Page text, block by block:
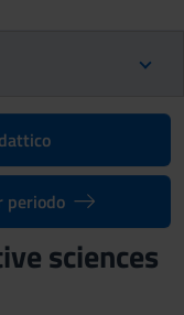
periodo
sciences